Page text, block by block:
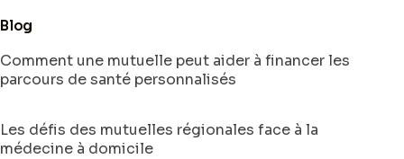
Blog
Comment une mutuelle peut aider à financer les
parcours de santé personnalisés
Les défis des mutuelles régionales face à la
médecine à domicile